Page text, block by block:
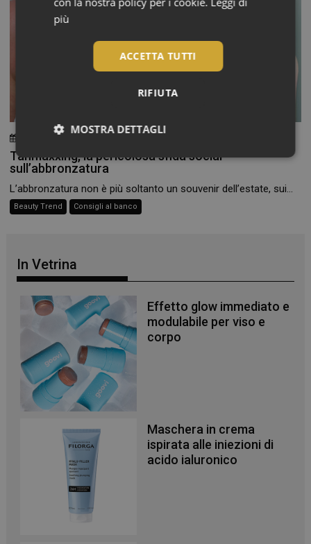
Tanmaxxing, la pericolosa sfida social
sull’abbronzatura
L’abbronzatura non è più soltanto un souvenir dell’estate, sui...
Beauty Trend Consigli al banco
In Vetrina
Effetto glow immediato e
modulabile per viso e
corpo
Maschera in crema
ispirata alle iniezioni di
acido ialuronico
più
ACCETTA TUTTI
RIFIUTA
MOSTRA DETTAGLI
Necessari
I cookie necessari contribuiscono a rendere fruibile il
sito web abilitandone funzionalità di base quali la
navigazione sulle pagine e l'accesso alle aree
protette del sito. Il sito web non è in grado di
funzionare correttamente senza questi cookie.
NOME
FORNITORE
PHPSESSID